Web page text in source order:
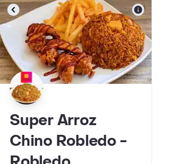
Super Arroz
Chino Robledo -